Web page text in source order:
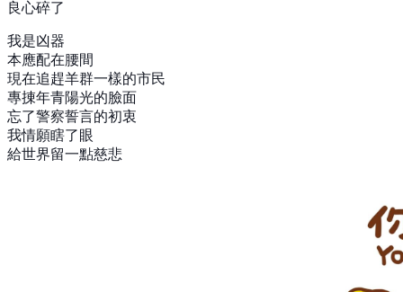
良心碎了
我是凶器
本應配在腰間
現在追趕羊群一樣的市民
專㨂年青陽光的臉面
忘了警察誓言的初衷
我情願瞎了眼
給世界留一點慈悲